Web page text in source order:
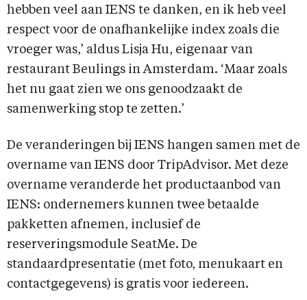
hebben veel aan IENS te danken, en ik heb veel
respect voor de onafhankelijke index zoals die
vroeger was,’ aldus Lisja Hu, eigenaar van
restaurant Beulings in Amsterdam. ‘Maar zoals
het nu gaat zien we ons genoodzaakt de
samenwerking stop te zetten.’
De veranderingen bij IENS hangen samen met de
overname van IENS door TripAdvisor. Met deze
overname veranderde het productaanbod van
IENS: ondernemers kunnen twee betaalde
pakketten afnemen, inclusief de
reserveringsmodule SeatMe. De
standaardpresentatie (met foto, menukaart en
contactgegevens) is gratis voor iedereen.